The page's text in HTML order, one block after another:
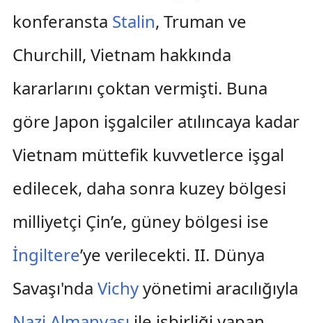
konferansta Stalin, Truman ve
Churchill, Vietnam hakkında
kararlarını çoktan vermişti. Buna
göre Japon işgalciler atılıncaya kadar
Vietnam müttefik kuvvetlerce işgal
edilecek, daha sonra kuzey bölgesi
milliyetçi Çin’e, güney bölgesi ise
İngiltere’ye verilecekti. II. Dünya
Savaşı'nda Vichyyönetimi aracılığıyla